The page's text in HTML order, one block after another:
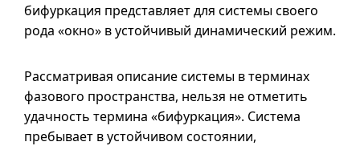
бифуркация представляет для системы своего
рода «окно» в устойчивый динамический режим.
Рассматривая описание системы в терминах
фазового пространства, нельзя не отметить
удачность термина «бифуркация». Система
пребывает в устойчивом состоянии,